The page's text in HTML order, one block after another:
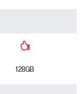
128GB